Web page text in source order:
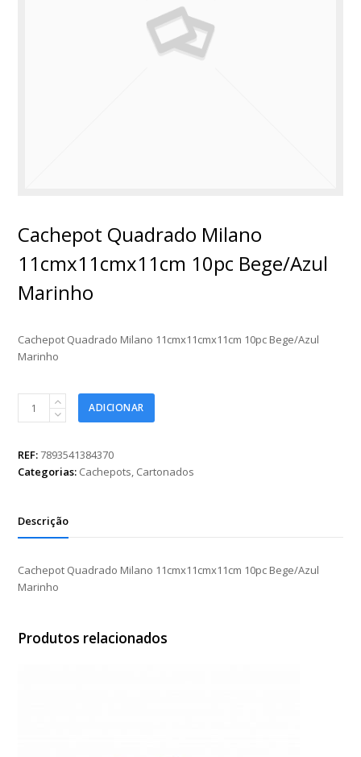
Cachepot Quadrado Milano
11cmx11cmx11cm 10pc Bege/Azul
Marinho
Cachepot Quadrado Milano 11cmx11cmx11cm 10pc Bege/Azul
Marinho
Cachepot
Quadrado
11cmx11cmx11cm
10pc
quantidade
ADICIONAR
REF:7893541384370
Categorias: Cachepots, Cartonados
Descrição
Cachepot Quadrado Milano 11cmx11cmx11cm 10pc Bege/Azul
Marinho
Produtos relacionados